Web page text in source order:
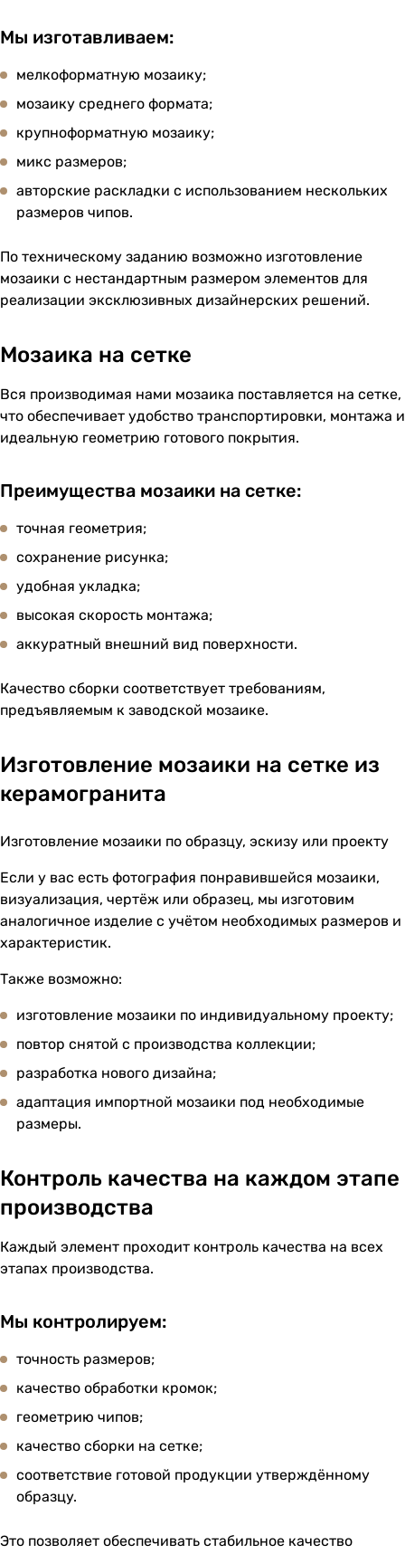
Мы изготавливаем:
мелкоформатную мозаику;
мозаику среднего формата;
крупноформатную мозаику;
микс размеров;
авторские раскладки с использованием нескольких
размеров чипов.
По техническому заданию возможно изготовление
мозаики с нестандартным размером элементов для
реализации эксклюзивных дизайнерских решений.
Мозаика на сетке
Вся производимая нами мозаика поставляется на сетке,
что обеспечивает удобство транспортировки, монтажа и
идеальную геометрию готового покрытия.
Преимущества мозаики на сетке:
точная геометрия;
сохранение рисунка;
удобная укладка;
высокая скорость монтажа;
аккуратный внешний вид поверхности.
Качество сборки соответствует требованиям,
предъявляемым к заводской мозаике.
Изготовление мозаики на сетке из
керамогранита
Изготовление мозаики по образцу, эскизу или проекту
Если у вас есть фотография понравившейся мозаики,
визуализация, чертёж или образец, мы изготовим
аналогичное изделие с учётом необходимых размеров и
характеристик.
Также возможно:
изготовление мозаики по индивидуальному проекту;
повтор снятой с производства коллекции;
разработка нового дизайна;
адаптация импортной мозаики под необходимые
размеры.
Контроль качества на каждом этапе
производства
Каждый элемент проходит контроль качества на всех
этапах производства.
Мы контролируем:
точность размеров;
качество обработки кромок;
геометрию чипов;
качество сборки на сетке;
соответствие готовой продукции утверждённому
образцу.
Это позволяет обеспечивать стабильное качество